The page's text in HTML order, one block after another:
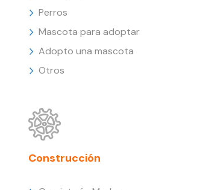
Perros
Mascota para adoptar
Adopto una mascota
Otros
Construcción